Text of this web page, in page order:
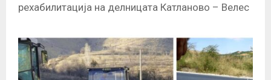
рехабилитација на делницата Катланово – Велес
Младост, а